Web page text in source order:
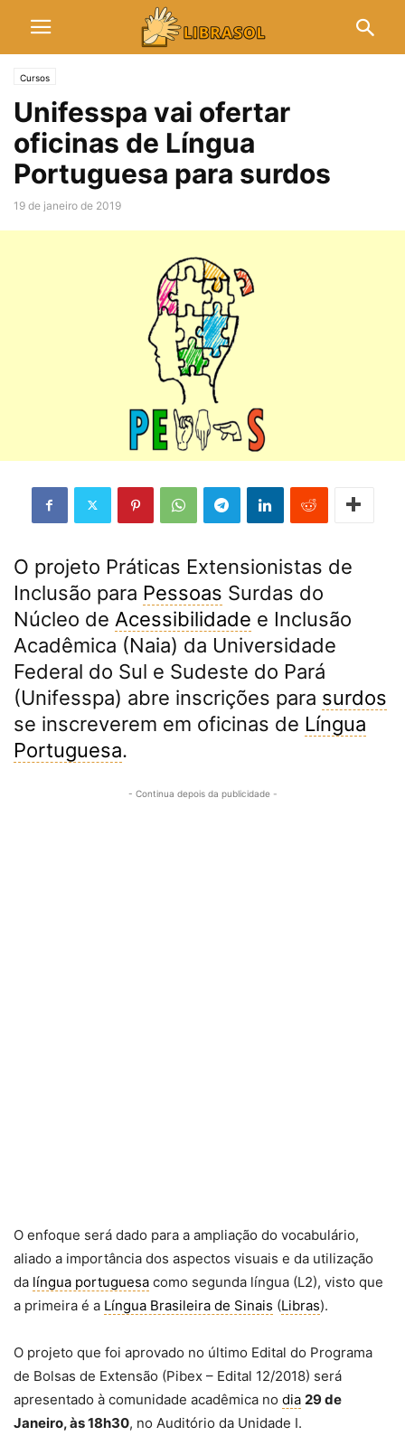
Cursos
Unifesspa vai ofertar
oficinas de Língua
Portuguesa para surdos
19 de janeiro de 2019
O projeto Práticas Extensionistas de
Inclusão para Pessoas Surdas do
Núcleo de Acessibilidade e Inclusão
Acadêmica (Naia) da Universidade
Federal do Sul e Sudeste do Pará
(Unifesspa) abre inscrições para surdos
se inscreverem em oficinas de Língua
Portuguesa.
- Continua depois da publicidade -
O enfoque será dado para a ampliação do vocabulário,
aliado a importância dos aspectos visuais e da utilização
da língua portuguesa como segunda língua (L2), visto que
a primeira é a Língua Brasileira de Sinais (Libras).
O projeto que foi aprovado no último Edital do Programa
de Bolsas de Extensão (Pibex – Edital 12/2018) será
apresentado à comunidade acadêmica no dia 29 de
Janeiro, às 18h30, no Auditório da Unidade I.